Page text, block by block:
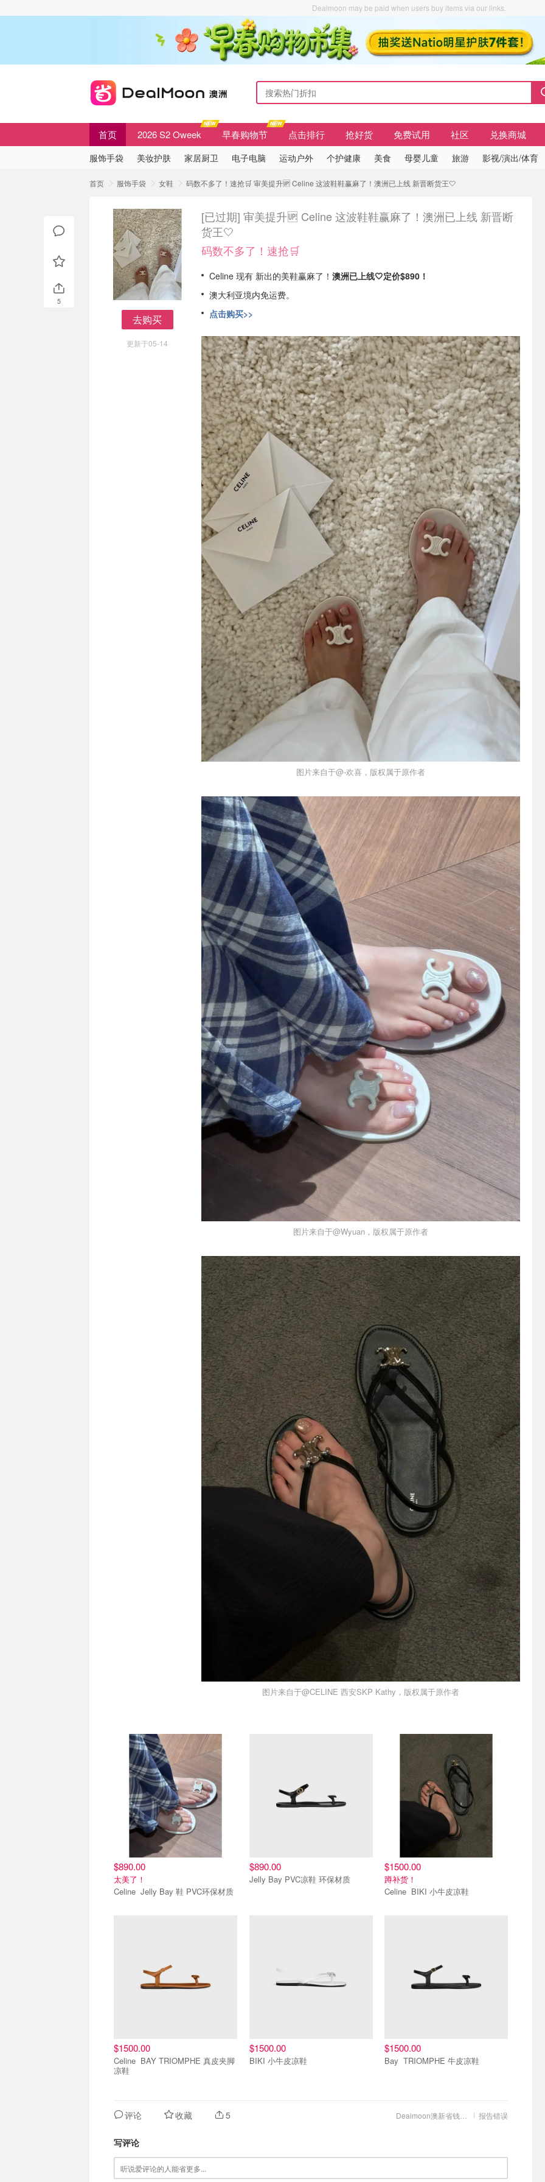
Dealmoon may be paid when users buy items via our links.
首页 2026 S2 Oweek 早春购物节 点击排行 抢好货 免费试用 社区 兑换商城
服饰手袋 美妆护肤 家居厨卫 电子电脑 运动户外 个护健康 美食 母婴儿童 旅游 影视/演出/体育
首页 服饰手袋 女鞋 码数不多了！速抢🛒 审美提升🆙 Celine 这波鞋鞋赢麻了！澳洲已上线 新晋断货王🤍
去购买
更新于05-14
[已过期] 审美提升🆙 Celine 这波鞋鞋赢麻了！澳洲已上线 新晋断
货王🤍
码数不多了！速抢🛒
Celine 现有 新出的美鞋赢麻了！ 澳洲已上线🤍定价$890！
澳大利亚境内免运费。
点击购买>>
图片来自于@-欢喜，版权属于原作者
图片来自于@Wyuan，版权属于原作者
图片来自于@CELINE 西安SKP Kathy，版权属于原作者
$890.00
太美了！
Celine Jelly Bay 鞋 PVC环保材质
$890.00
Jelly Bay PVC凉鞋 环保材质
$1500.00
蹲补货！
Celine BIKI 小牛皮凉鞋
$1500.00
Celine BAY TRIOMPHE 真皮夹脚
凉鞋
$1500.00
BIKI 小牛皮凉鞋
$1500.00
Bay TRIOMPHE 牛皮凉鞋
报告错误
评论 收藏 5
写评论
5